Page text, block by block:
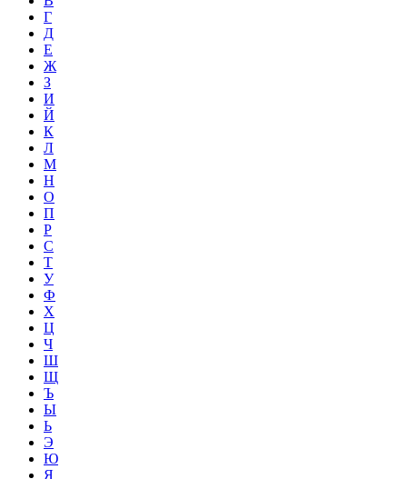
Г
Д
Е
Ж
З
И
Й
К
Л
М
Н
О
П
Р
С
Т
У
Ф
Х
Ц
Ч
Ш
Щ
Ъ
Ы
Ь
Э
Ю
Я